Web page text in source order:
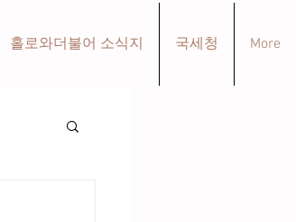
홀로와더불어 소식지 국세청 More